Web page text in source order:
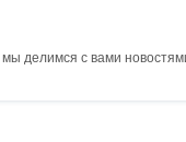
делимся с вами